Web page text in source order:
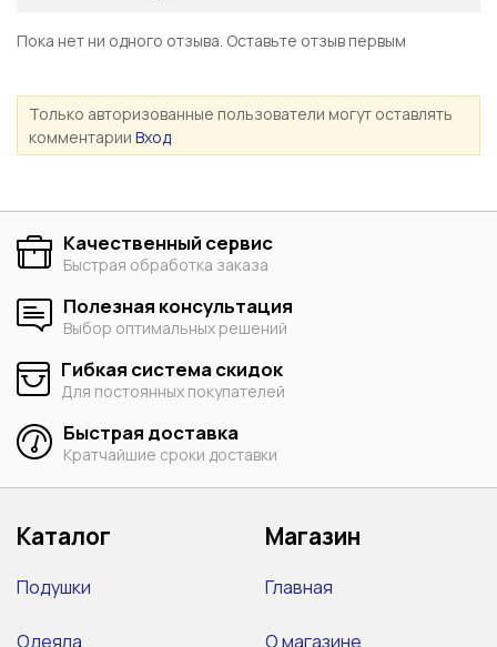
Пока нет ни одного отзыва. Оставьте отзыв первым
Только авторизованные пользователи могут оставлять
комментарии Вход
Качественный сервис
Быстрая обработка заказа
Полезная консультация
Выбор оптимальных решений
Гибкая система скидок
Для постоянных покупателей
Быстрая доставка
Кратчайшие сроки доставки
Каталог
Подушки
Одеяла
Магазин
Главная
О магазине